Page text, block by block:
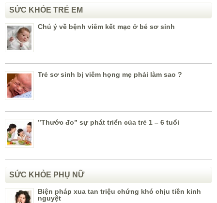
SỨC KHỎE TRẺ EM
Chú ý về bệnh viêm kết mạc ở bé sơ sinh
Trẻ sơ sinh bị viêm họng mẹ phải làm sao ?
”Thước đo” sự phát triển của trẻ 1 – 6 tuổi
SỨC KHỎE PHỤ NỮ
Biện pháp xua tan triệu chứng khó chịu tiền kinh
nguyệt